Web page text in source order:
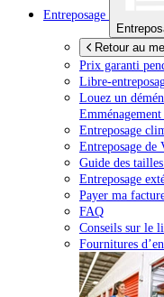
Entreposage
Retour au
Prix garanti
Libre-
Louez un
Entreposage
Entreposage de
Guide des
Entreposage
Payer ma
FAQ
Conseils sur le
Fournitures